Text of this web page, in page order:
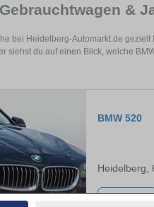
&
bei Heidelberg-Automarkt.de
siehst du auf einen Blick, welche
BMW 520
Heidelberg,